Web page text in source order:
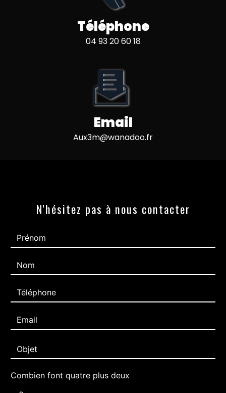
Téléphone
04 93 20 60 18
Email
aux3m@wanadoo.fr
N'hésitez pas à nous contacter
Combien font quatre plus deux